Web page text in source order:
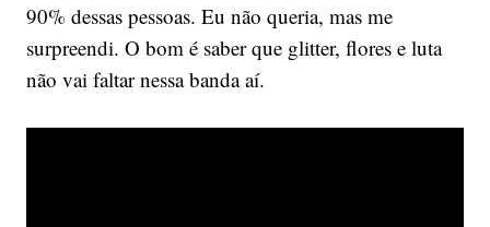
90% dessas pessoas. Eu não queria, mas me
surpreendi. O bom é saber que glitter, flores e luta
não vai faltar nessa banda aí.